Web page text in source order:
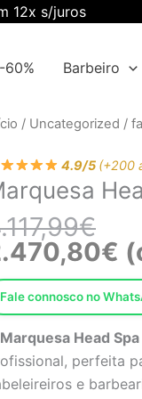
12x s/juros
60% Barbeiro
/ Uncategorized /
4.9/5 (+200
€
O
era:
O
é:
€
Fale connosco no
Marquesa Head Spa
perfeita
e